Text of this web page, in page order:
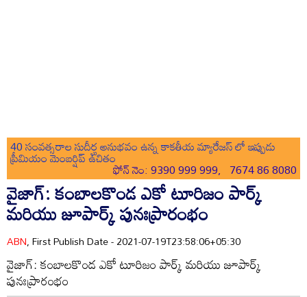
40 సంవత్సరాల సుదీర్ఘ అనుభవం ఉన్న కాకతీయ మ్యారేజస్ లో ఇప్పుడు
ప్రీమియం మెంబర్షిప్ ఉచితం
ఫోన్ నెం: 9390 999 999, 7674 86 8080
వైజాగ్: కంబాలకొండ ఎకో టూరిజం పార్క్
మరియు జూపార్క్ పునఃప్రారంభం
ABN, First Publish Date - 2021-07-19T23:58:06+05:30
వైజాగ్: కంబాలకొండ ఎకో టూరిజం పార్క్ మరియు జూపార్క్
పునఃప్రారంభం